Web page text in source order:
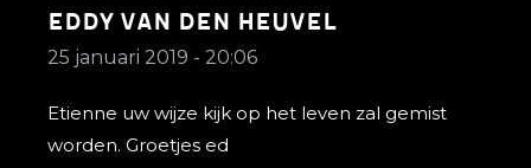
Eddy van den heuvel
25 januari 2019 - 20:06
Etienne uw wijze kijk op het leven zal gemist
worden. Groetjes ed